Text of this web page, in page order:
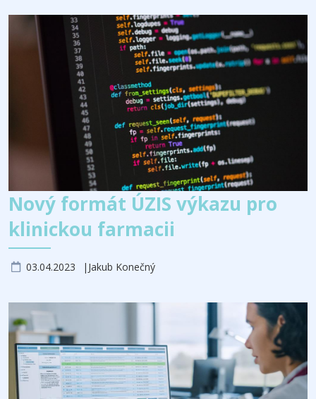
Nový formát ÚZIS výkazu pro
klinickou farmacii
03.04.2023 Jakub Konečný